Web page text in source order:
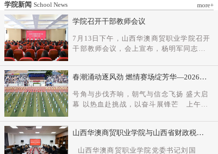
学院新闻 School News more+
学院召开干部教师会议
7月13日下午，山西华澳商贸职业学院召开
干部教师会议，会上宣布，杨明军同志任
记、督导专员职务。省委教育工委主持日
常工作的副书记（正厅长级），省教育厅
党组成员、副厅长王军出席会议并讲话。
新任党委书记杨明军同志、理事长刘耀国
分别作表态发言，刘国垠同志主持会议。
省委组织部干部六处、省委教育工委组织
领导班子成员、中层干部及教师代表参加
春潮涌动逐风劲 燃情赛场绽芳华—2026年
号角与步伐齐响，朝气与信念飞扬 盛大启
幕 以热血赴挑战，以奋斗展锋芒 上午9
扬，国旗护卫队整齐着装、身姿挺拔、精
神抖擞，护送五星红旗庄严入场，鲜红的
山西华澳商贸职业学院与山西省财政税务
山西华澳商贸职业学院党委书记刘国